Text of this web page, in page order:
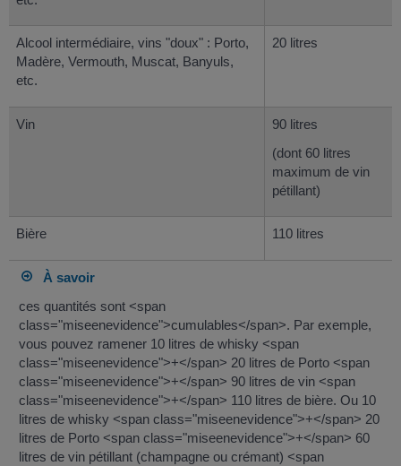
Alcool intermédiaire, vins "doux" : Porto,
Madère, Vermouth, Muscat, Banyuls,
etc.
20 litres
Vin
90 litres
(dont 60 litres
maximum de vin
pétillant)
Bière 110 litres
À savoir
ces quantités sont <span
class="miseenevidence">cumulables</span>. Par exemple,
vous pouvez ramener 10 litres de whisky <span
class="miseenevidence">+</span> 20 litres de Porto <span
class="miseenevidence">+</span> 90 litres de vin <span
class="miseenevidence">+</span> 110 litres de bière. Ou 10
litres de whisky <span class="miseenevidence">+</span> 20
litres de Porto <span class="miseenevidence">+</span> 60
litres de vin pétillant (champagne ou crémant) <span